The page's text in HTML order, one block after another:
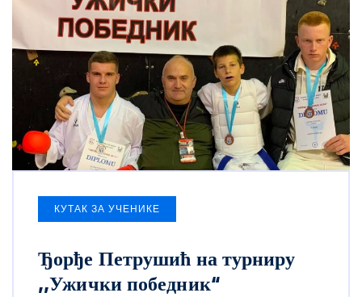
КУТАК ЗА УЧЕНИКЕ
Ђорђе Петрушић на турниру
,,Ужички победник“